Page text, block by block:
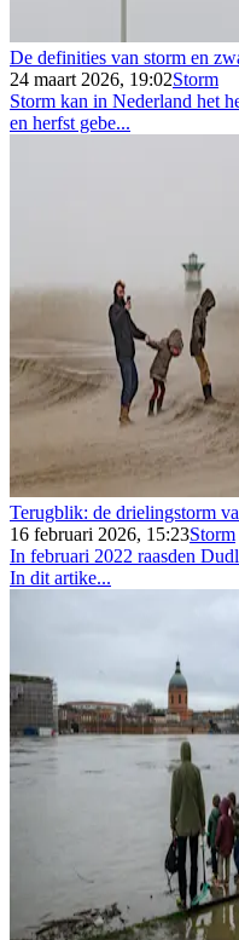
De definities van storm en
24 maart 2026, 19:02Storm
Storm kan in Nederland het
en herfst gebe...
Terugblik: de drielingstorm
16 februari 2026, 15:23Storm
In februari 2022 raasden
In dit artike...